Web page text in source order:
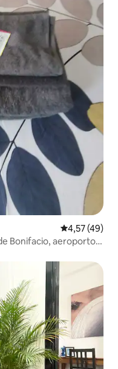
4,57 de uma
4,57 (49)
Bonifacio, aeroporto e